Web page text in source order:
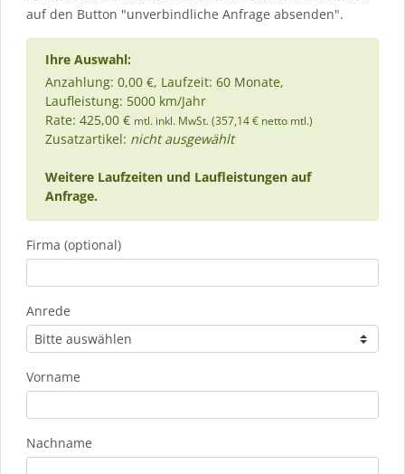
auf den Button "unverbindliche Anfrage absenden".
Ihre Auswahl:
Anzahlung: 0,00 €, Laufzeit: 60 Monate,
Laufleistung: 5000 km/Jahr
Rate: 425,00 € mtl. inkl. MwSt. (357,14 € netto mtl.)
Zusatzartikel: nicht ausgewählt
Weitere Laufzeiten und Laufleistungen auf
Anfrage.
Firma (optional)
Anrede
Vorname
Nachname